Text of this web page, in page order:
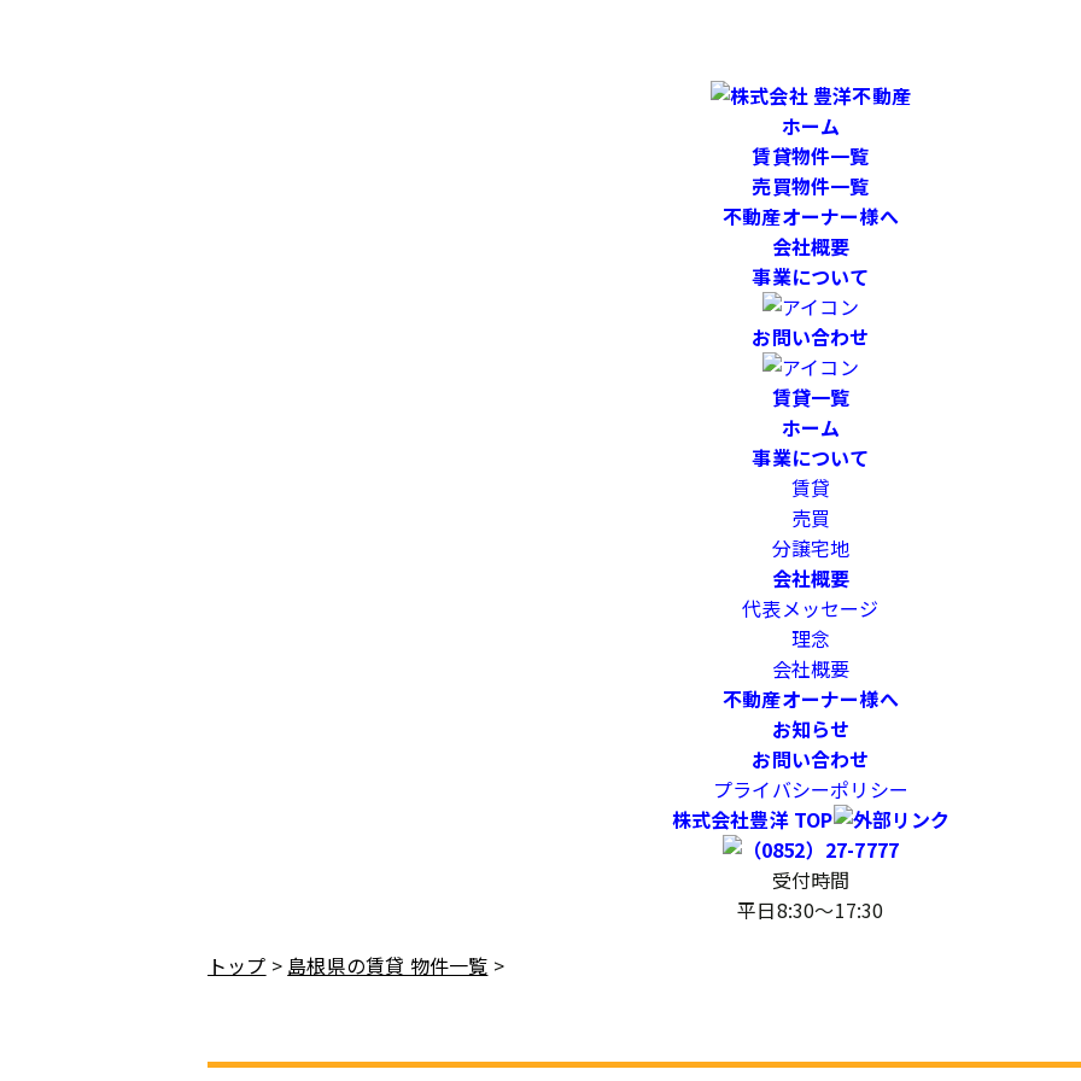
ホーム
賃貸物件一覧
売買物件一覧
不動産オーナー様へ
会社概要
事業について
お問い合わせ
賃貸一覧
ホーム
事業について
賃貸
売買
分譲宅地
会社概要
代表メッセージ
理念
会社概要
不動産オーナー様へ
お知らせ
お問い合わせ
プライバシーポリシー
株式会社豊洋 TOP
受付時間
平日8:30～17:30
トップ > 島根県の賃貸 物件一覧 >